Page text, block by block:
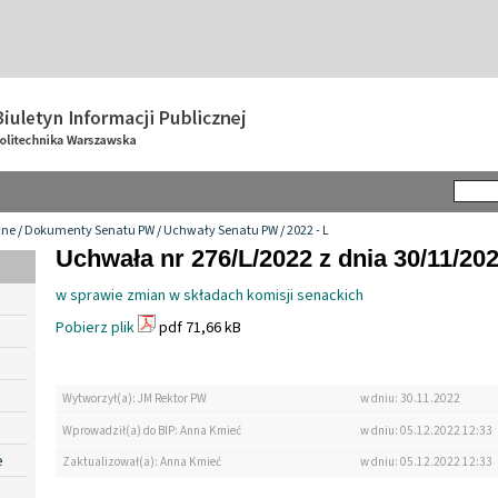
/Dokumenty Senatu PW/Uchwały Senatu PW/2022 - L
Uchwała nr 276/L/2022 z dnia 30/11/
w sprawie zmian w składach komisji senackich
Pobierz plik
pdf 71,66 kB
Wytworzył(a): JM Rektor PW
w dniu: 30.11.2022
Wprowadził(a) do BIP: Anna Kmieć
w dniu: 05.12.2022 12:33
Zaktualizował(a): Anna Kmieć
w dniu: 05.12.2022 12:33